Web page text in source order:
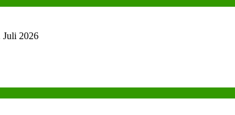
Juli 2026